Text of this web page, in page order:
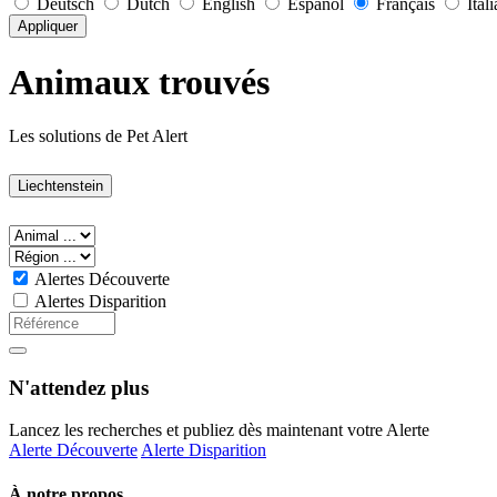
Deutsch Dutch English Español Français
Appliquer
Animaux trouvés
Les solutions de Pet Alert
Liechtenstein
Alertes Découverte
Alertes Disparition
N'attendez plus
Lancez les recherches et publiez dès maintenant votre Alerte
Alerte DécouverteAlerte Disparition